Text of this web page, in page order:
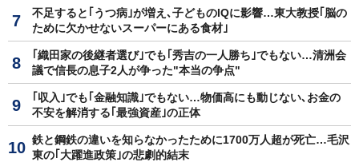
不足すると｢うつ病｣が増え､子どものIQに影響…東大教授｢脳の
ために欠かせないスーパーにある食材｣
｢織田家の後継者選び｣でも｢秀吉の一人勝ち｣でもない…清洲会
議で信長の息子2人が争った"本当の争点"
｢収入｣でも｢金融知識｣でもない…物価高にも動じない､お金の
不安を解消する｢最強資産｣の正体
鉄と鋼鉄の違いを知らなかったために1700万人超が死亡…毛沢
東の｢大躍進政策｣の悲劇的結末